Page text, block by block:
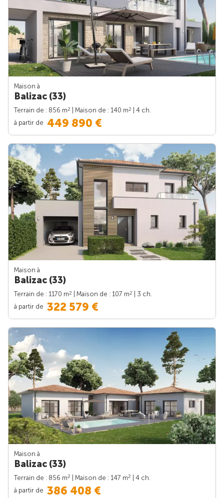
Maison à
Balizac (33)
Terrain de : 856 m2 | Maison de : 140 m2
| 4 ch.
à partir de 449 890 €
Maison à
Balizac (33)
Terrain de : 1170 m2 | Maison de : 107 m2
| 3 ch.
à partir de 322 579 €
Maison à
Balizac (33)
Terrain de : 856 m2 | Maison de : 147 m2
| 4 ch.
à partir de 386 408 €